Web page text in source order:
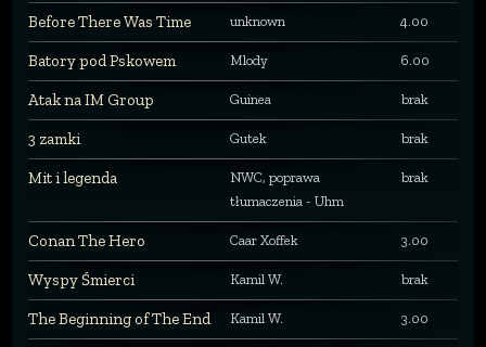
Before There Was Time unknown 4.00
Batory pod Pskowem Mlody 6.00
Atak na IM Group Guinea brak
3 zamki Gutek brak
Mit i legenda
NWC, poprawa
tłumaczenia - Uhm
brak
Conan The Hero Caar Xoffek 3.00
Wyspy Śmierci Kamil W. brak
The Beginning of The End Kamil W. 3.00